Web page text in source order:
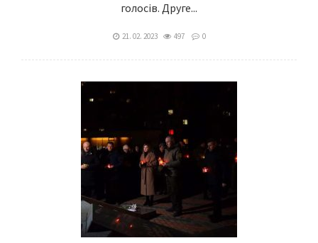
голосів. Друге...
21. 02. 2023 497 0